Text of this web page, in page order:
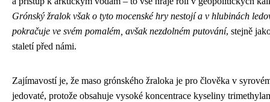
Grónský žralok však o tyto mocenské hry nestojí a v hlubinách
pokračuje ve svém pomalém, avšak nezdolném putování, stejně
staletí před námi.
Zajímavostí je, že maso grónského žraloka je pro člověka v
jedovaté, protože obsahuje vysoké koncentrace kyseliny